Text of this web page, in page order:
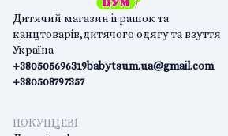
Дитячий магазин іграшок та
канцтоварів,дитячого одягу та взуття
Україна
+380505696319
+380508797357
babytsum.ua@gmail.com
ПОКУПЦЕВІ